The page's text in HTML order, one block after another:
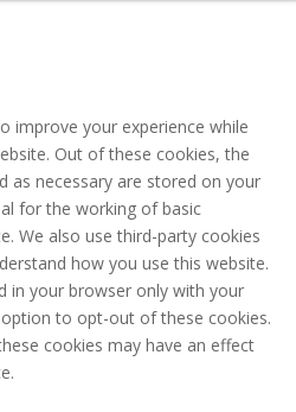
improve your experience while
Out of these cookies, the
as necessary are stored on your
for the working of basic
We also use third-party cookies
how you use this website.
in your browser only with your
to opt-out of these cookies.
cookies may have an effect